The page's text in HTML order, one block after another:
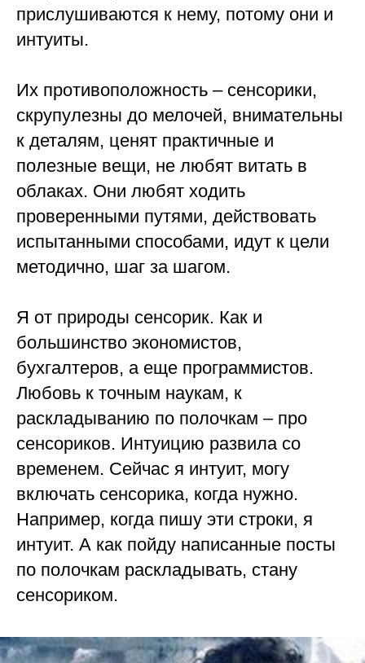
прислушиваются к нему, потому они и
интуиты.
Их противоположность – сенсорики,
скрупулезны до мелочей, внимательны
к деталям, ценят практичные и
полезные вещи, не любят витать в
облаках. Они любят ходить
проверенными путями, действовать
испытанными способами, идут к цели
методично, шаг за шагом.
Я от природы сенсорик. Как и
большинство экономистов,
бухгалтеров, а еще программистов.
Любовь к точным наукам, к
раскладыванию по полочкам – про
сенсориков. Интуицию развила со
временем. Сейчас я интуит, могу
включать сенсорика, когда нужно.
Например, когда пишу эти строки, я
интуит. А как пойду написанные посты
по полочкам раскладывать, стану
сенсориком.